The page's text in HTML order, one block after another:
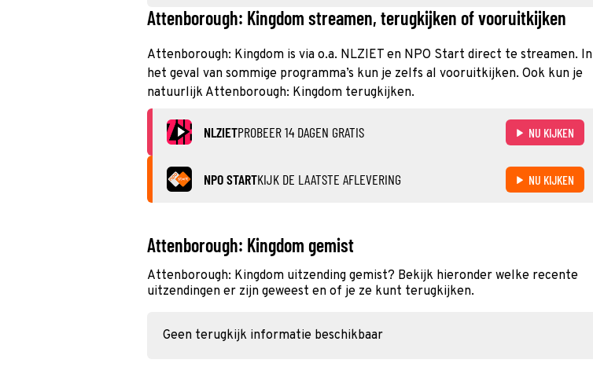
Attenborough: Kingdom streamen, terugkijken of vooruitkijken
Attenborough: Kingdom is via o.a. NLZIET en NPO Start direct te streamen. In
het geval van sommige programma’s kun je zelfs al vooruitkijken. Ook kun je
natuurlijk Attenborough: Kingdom terugkijken.
NLZIETPROBEER 14 DAGEN GRATIS NU KIJKEN
NPO STARTKIJK DE LAATSTE AFLEVERING NU KIJKEN
Attenborough: Kingdom gemist
Attenborough: Kingdom uitzending gemist? Bekijk hieronder welke recente
uitzendingen er zijn geweest en of je ze kunt terugkijken.
Geen terugkijk informatie beschikbaar